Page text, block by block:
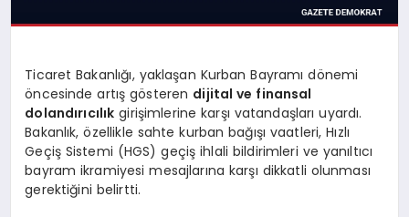
Ticaret Bakanlığı, yaklaşan Kurban Bayramı dönemi
öncesinde artış gösteren dijital ve finansal
dolandırıcılık girişimlerine karşı vatandaşları uyardı.
Bakanlık, özellikle sahte kurban bağışı vaatleri, Hızlı
Geçiş Sistemi (HGS) geçiş ihlali bildirimleri ve yanıltıcı
bayram ikramiyesi mesajlarına karşı dikkatli olunması
gerektiğini belirtti.